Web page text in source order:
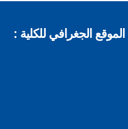
الجغرافي للكلية :